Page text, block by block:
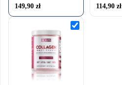
149,90 zł 114,90zł
Keto
Kolagen